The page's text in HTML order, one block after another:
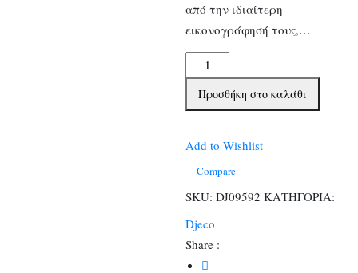
από την ιδιαίτερη
εικονογράφησή τους,…
Djeco
Τατουάζ
που
στο
σκοτάδι
Προσθήκη στο καλάθι
Add to Wishlist
Compare
SKU: DJ09592 ΚΑΤΗΓΟΡΙΑ:
Djeco
Share :